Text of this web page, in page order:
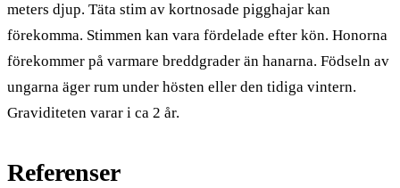
meters djup. Täta stim av kortnosade pigghajar kan
förekomma. Stimmen kan vara fördelade efter kön. Honorna
förekommer på varmare breddgrader än hanarna. Födseln av
ungarna äger rum under hösten eller den tidiga vintern.
Graviditeten varar i ca 2 år.
Referenser